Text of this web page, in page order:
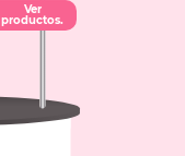
Ver
productos.